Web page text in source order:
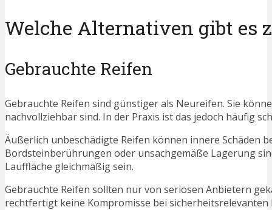
Welche Alternativen gibt es
Gebrauchte Reifen
Gebrauchte Reifen sind günstiger als Neureifen. Sie
nachvollziehbar sind. In der Praxis ist das jedoch häufig
Äußerlich unbeschädigte Reifen können innere Schäden
Bordsteinberührungen oder unsachgemäße Lagerung
Lauffläche gleichmäßig sein.
Gebrauchte Reifen sollten nur von seriösen Anbietern
rechtfertigt keine Kompromisse bei sicherheitsrelevanten